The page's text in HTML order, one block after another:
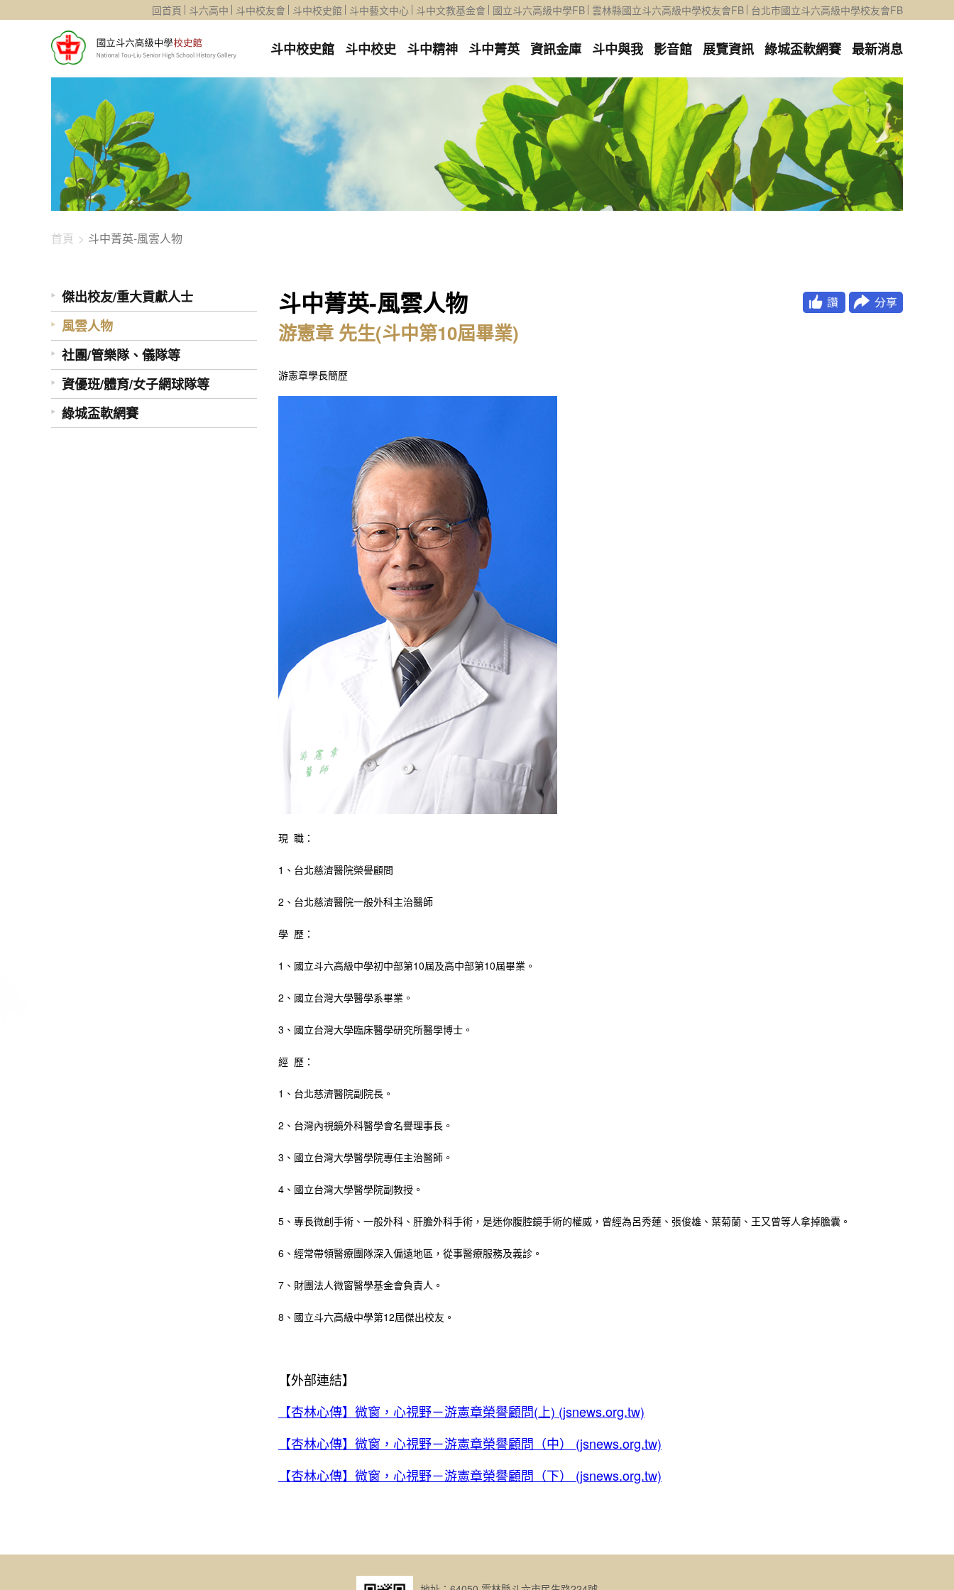
回首頁 斗六高中 斗中校友會 斗中校史館 斗中藝文中心 斗中文教基金會 國立斗六高級中學FB 雲林縣國立斗六高級中學校友會FB 台北市國立斗六高級中學校友會FB
斗中校史館 斗中校史 斗中精神 斗中菁英 資訊金庫 斗中與我 影音館 展覽資訊 綠城盃軟網賽 最新消息
首頁 斗中菁英-風雲人物
傑出校友/重大貢獻人士
風雲人物
社團/管樂隊、儀隊等
資優班/體育/女子網球隊等
綠城盃軟網賽
斗中菁英-風雲人物
游憲章 先生(斗中第10屆畢業)
游憲章學長簡歷
現 職：
1、台北慈濟醫院榮譽顧問
2、台北慈濟醫院一般外科主治醫師
學 歷：
1、國立斗六高級中學初中部第10屆及高中部第10屆畢業。
2、國立台灣大學醫學系畢業。
3、國立台灣大學臨床醫學研究所醫學博士。
經 歷：
1、台北慈濟醫院副院長。
2、台灣內視鏡外科醫學會名譽理事長。
3、國立台灣大學醫學院專任主治醫師。
4、國立台灣大學醫學院副教授。
5、專長微創手術、一般外科、肝膽外科手術，是迷你腹腔鏡手術的權威，曾經為呂秀蓮、張俊雄、葉菊蘭、王又曾等人拿掉膽囊。
6、經常帶領醫療團隊深入偏遠地區，從事醫療服務及義診。
7、財團法人微窗醫學基金會負責人。
8、國立斗六高級中學第12屆傑出校友。
【外部連結】
【杏林心傳】微窗，心視野－游憲章榮譽顧問(上) (jsnews.org.tw)
【杏林心傳】微窗，心視野－游憲章榮譽顧問（中） (jsnews.org.tw)
【杏林心傳】微窗，心視野－游憲章榮譽顧問（下） (jsnews.org.tw)